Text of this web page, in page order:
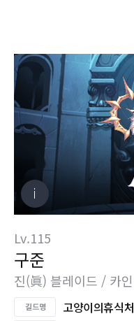
Lv.115
구준
진(眞) 블레이드 / 카인
고양이의휴식처